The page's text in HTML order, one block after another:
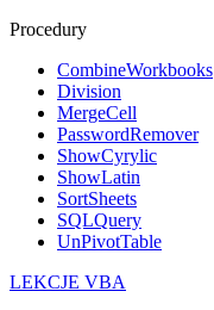
Procedury
CombineWorkbooks
Division
MergeCell
PasswordRemover
ShowCyrylic
ShowLatin
SortSheets
SQLQuery
UnPivotTable
LEKCJE VBA